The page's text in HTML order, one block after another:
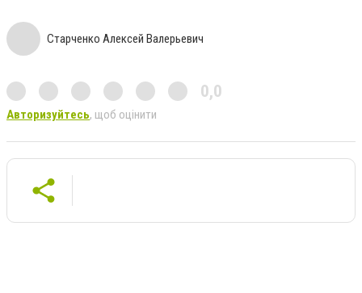
Старченко Алексей Валерьевич
0,0
Авторизуйтесь, щоб оцінити